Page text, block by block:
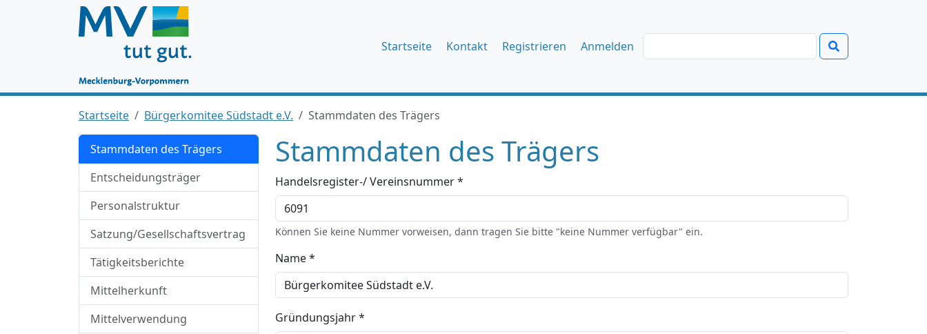
Startseite Kontakt Registrieren Anmelden
Startseite Bürgerkomitee Südstadt e.V. Stammdaten des Trägers
Stammdaten des Trägers
Entscheidungsträger
Personalstruktur
Satzung/Gesellschaftsvertrag
Tätigkeitsberichte
Mittelherkunft
Mittelverwendung
Stammdaten des Trägers
Handelsregister-/ Vereinsnummer *
Können Sie keine Nummer vorweisen, dann tragen Sie bitte "keine Nummer verfügbar" ein.
Name *
Gründungsjahr *